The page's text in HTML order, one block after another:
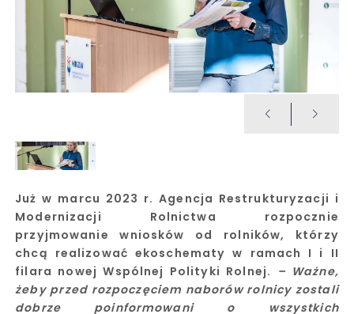
Już w marcu 2023 r. Agencja Restrukturyzacji i
Modernizacji Rolnictwa rozpocznie
przyjmowanie wniosków od rolników, którzy
chcą realizować ekoschematy w ramach I i II
filara nowej Wspólnej Polityki Rolnej. – Ważne,
żeby przed rozpoczęciem naborów rolnicy zostali
dobrze poinformowani o wszystkich